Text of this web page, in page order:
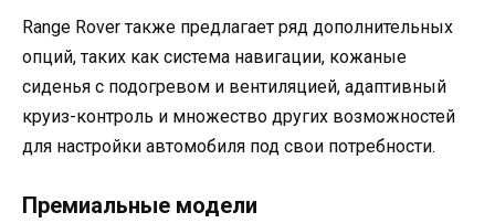
Range Rover также предлагает ряд дополнительных
опций, таких как система навигации, кожаные
сиденья с подогревом и вентиляцией, адаптивный
круиз-контроль и множество других возможностей
для настройки автомобиля под свои потребности.
Премиальные модели